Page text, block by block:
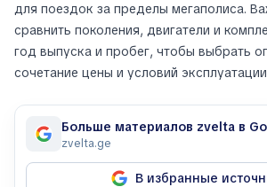
для поездок за пределы мегаполиса.
сравнить поколения, двигатели и
год выпуска и пробег, чтобы выбрать
сочетание цены и условий
Больше материалов zvelta в
zvelta.ge
В избранные